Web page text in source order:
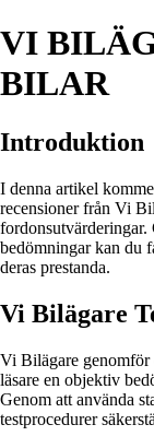
VI
BILAR
Introduktion
I denna artikel
recensioner från Vi
fordonsutvärderingar.
bedömningar kan du
deras prestanda.
Vi Bilägare
Vi Bilägare genomför
läsare en objektiv
Genom att använda
testprocedurer